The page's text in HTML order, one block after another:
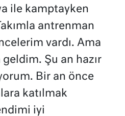
ile kamptayken
antrenman
vardı. Ama
Şu an hazır
Bir an önce
katılmak
iyi